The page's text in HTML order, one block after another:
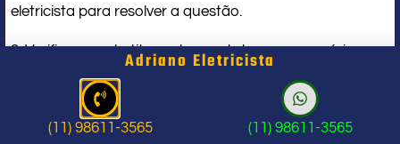
eletricista para resolver a questão.
2. Verifique e substitua o termostato, se necessário
Se o termostato estiver com defeito, isso pode fazer
com que o chuveiro não arme. Verifique se está
configurado corretamente e se não está com defeitos
Adriano Eletricista
(11) 98611-3565 (11) 98611-3565